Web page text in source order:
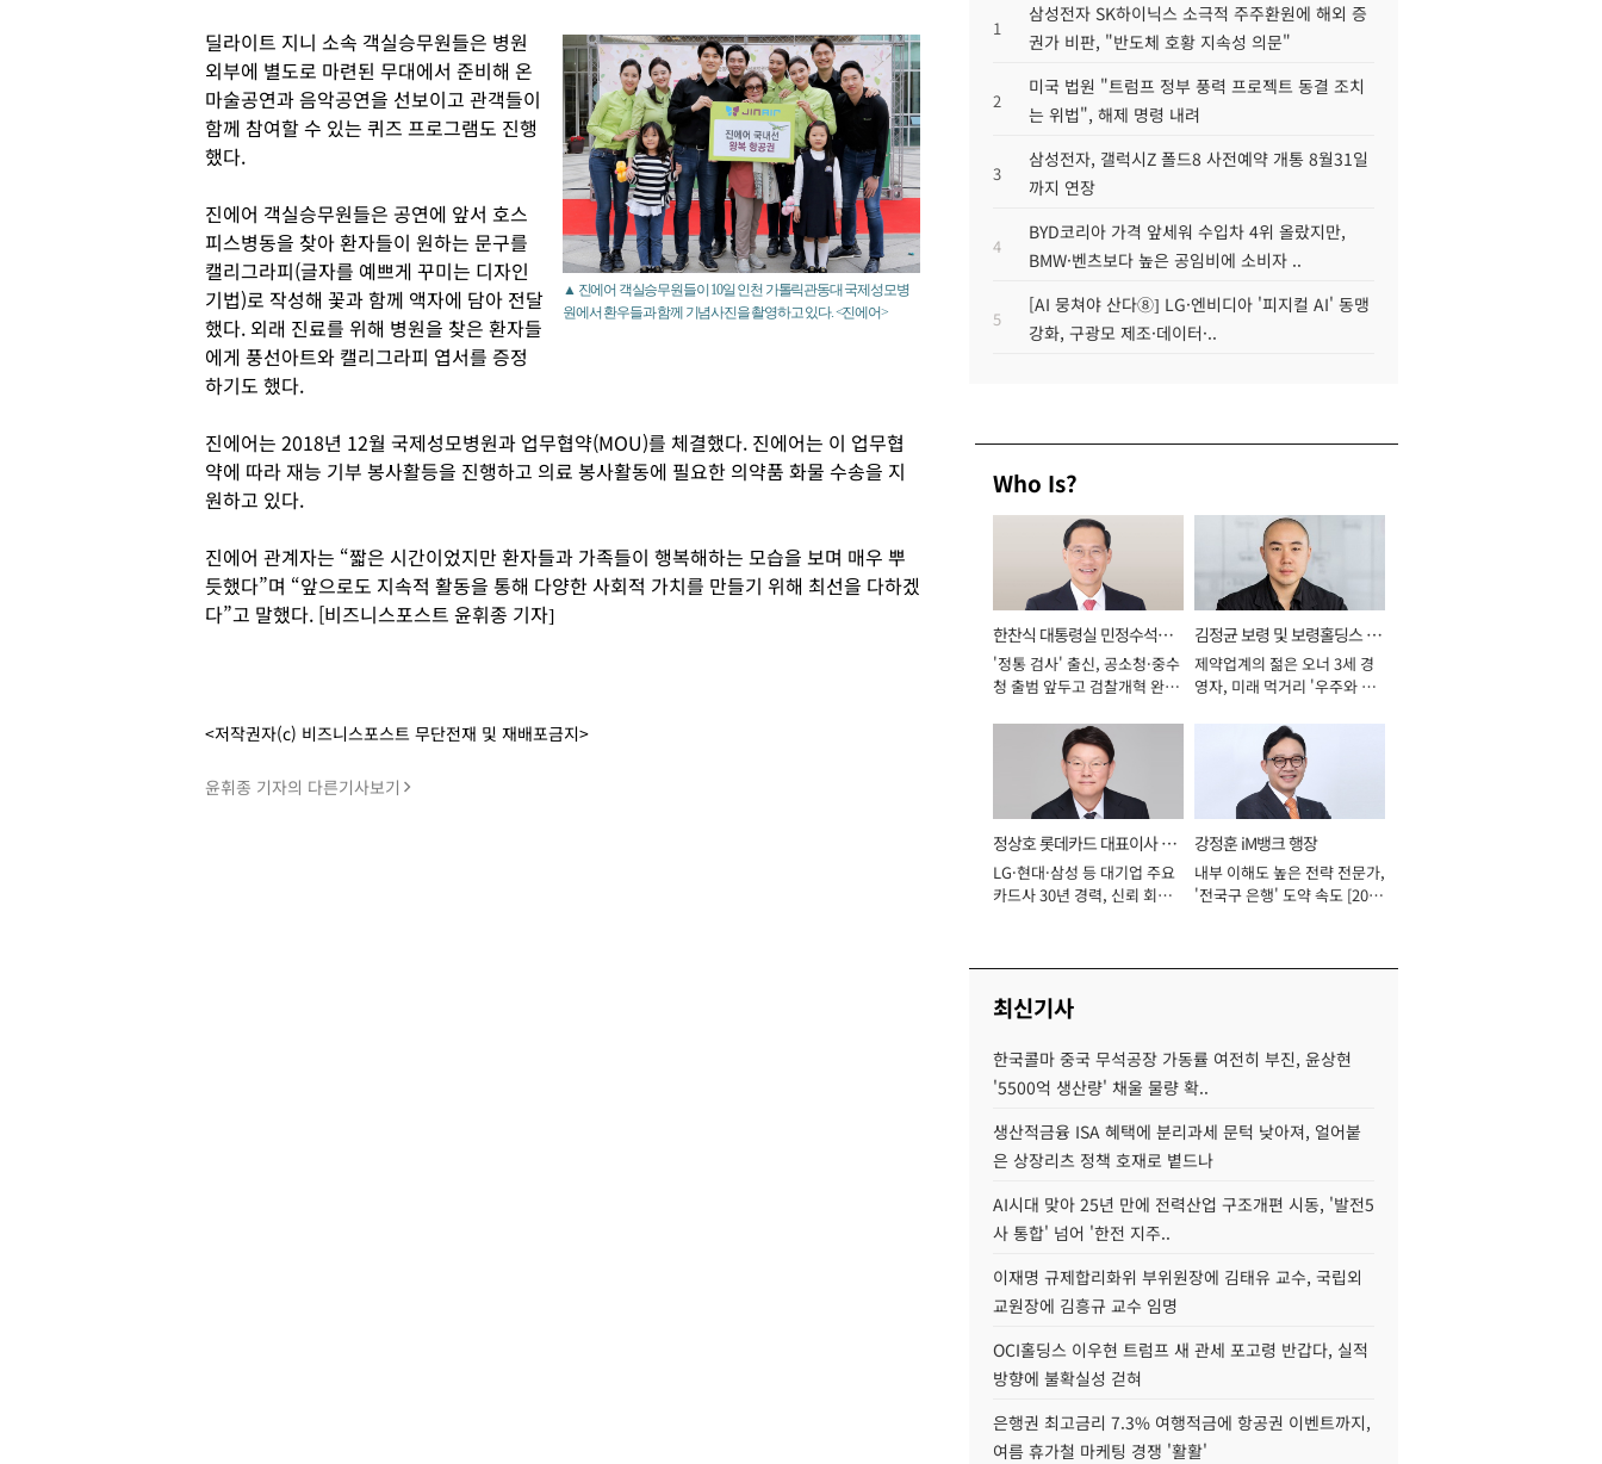
▲ 진에어 객실승무원들이 10일 인천 가톨릭관동대 국제성모병
원에서 환우들과 함께 기념사진을 촬영하고 있다. <진에어>
딜라이트 지니 소속 객실승무원들은 병원
외부에 별도로 마련된 무대에서 준비해 온
마술공연과 음악공연을 선보이고 관객들이
함께 참여할 수 있는 퀴즈 프로그램도 진행
했다.
진에어 객실승무원들은 공연에 앞서 호스
피스병동을 찾아 환자들이 원하는 문구를
캘리그라피(글자를 예쁘게 꾸미는 디자인
기법)로 작성해 꽃과 함께 액자에 담아 전달
했다. 외래 진료를 위해 병원을 찾은 환자들
에게 풍선아트와 캘리그라피 엽서를 증정
하기도 했다.
진에어는 2018년 12월 국제성모병원과 업무협약(MOU)를 체결했다. 진에어는 이 업무협
약에 따라 재능 기부 봉사활등을 진행하고 의료 봉사활동에 필요한 의약품 화물 수송을 지
원하고 있다.
진에어 관계자는 “짧은 시간이었지만 환자들과 가족들이 행복해하는 모습을 보며 매우 뿌
듯했다”며 “앞으로도 지속적 활동을 통해 다양한 사회적 가치를 만들기 위해 최선을 다하겠
다”고 말했다. [비즈니스포스트 윤휘종 기자]
<저작권자(c) 비즈니스포스트 무단전재 및 재배포금지>
윤휘종 기자의 다른기사보기
1
삼성전자 SK하이닉스 소극적 주주환원에 해외 증
권가 비판, "반도체 호황 지속성 의문"
2
미국 법원 "트럼프 정부 풍력 프로젝트 동결 조치
는 위법", 해제 명령 내려
3
삼성전자, 갤럭시Z 폴드8 사전예약 개통 8월31일
까지 연장
4
BYD코리아 가격 앞세워 수입차 4위 올랐지만,
BMW·벤츠보다 높은 공임비에 소비자 ..
5
[AI 뭉쳐야 산다⑧] LG·엔비디아 '피지컬 AI' 동맹
강화, 구광모 제조·데이터·..
Who Is?
한찬식 대통령실 민정수석비
서관
'정통 검사' 출신, 공소청·중수
청 출범 앞두고 검찰개혁 완수
김정균 보령 및 보령홀딩스 대
표이사 사장
제약업계의 젊은 오너 3세 경
영자, 미래 먹거리 '우주와 헬
정상호 롯데카드 대표이사 사
장
LG·현대·삼성 등 대기업 주요
카드사 30년 경력, 신뢰 회복
강정훈 iM뱅크 행장
내부 이해도 높은 전략 전문가,
'전국구 은행' 도약 속도 [2026
최신기사
한국콜마 중국 무석공장 가동률 여전히 부진, 윤상현
'5500억 생산량' 채울 물량 확..
생산적금융 ISA 혜택에 분리과세 문턱 낮아져, 얼어붙
은 상장리츠 정책 호재로 볕드나
AI시대 맞아 25년 만에 전력산업 구조개편 시동, '발전5
사 통합' 넘어 '한전 지주..
이재명 규제합리화위 부위원장에 김태유 교수, 국립외
교원장에 김흥규 교수 임명
OCI홀딩스 이우현 트럼프 새 관세 포고령 반갑다, 실적
방향에 불확실성 걷혀
은행권 최고금리 7.3% 여행적금에 항공권 이벤트까지,
여름 휴가철 마케팅 경쟁 '활활'